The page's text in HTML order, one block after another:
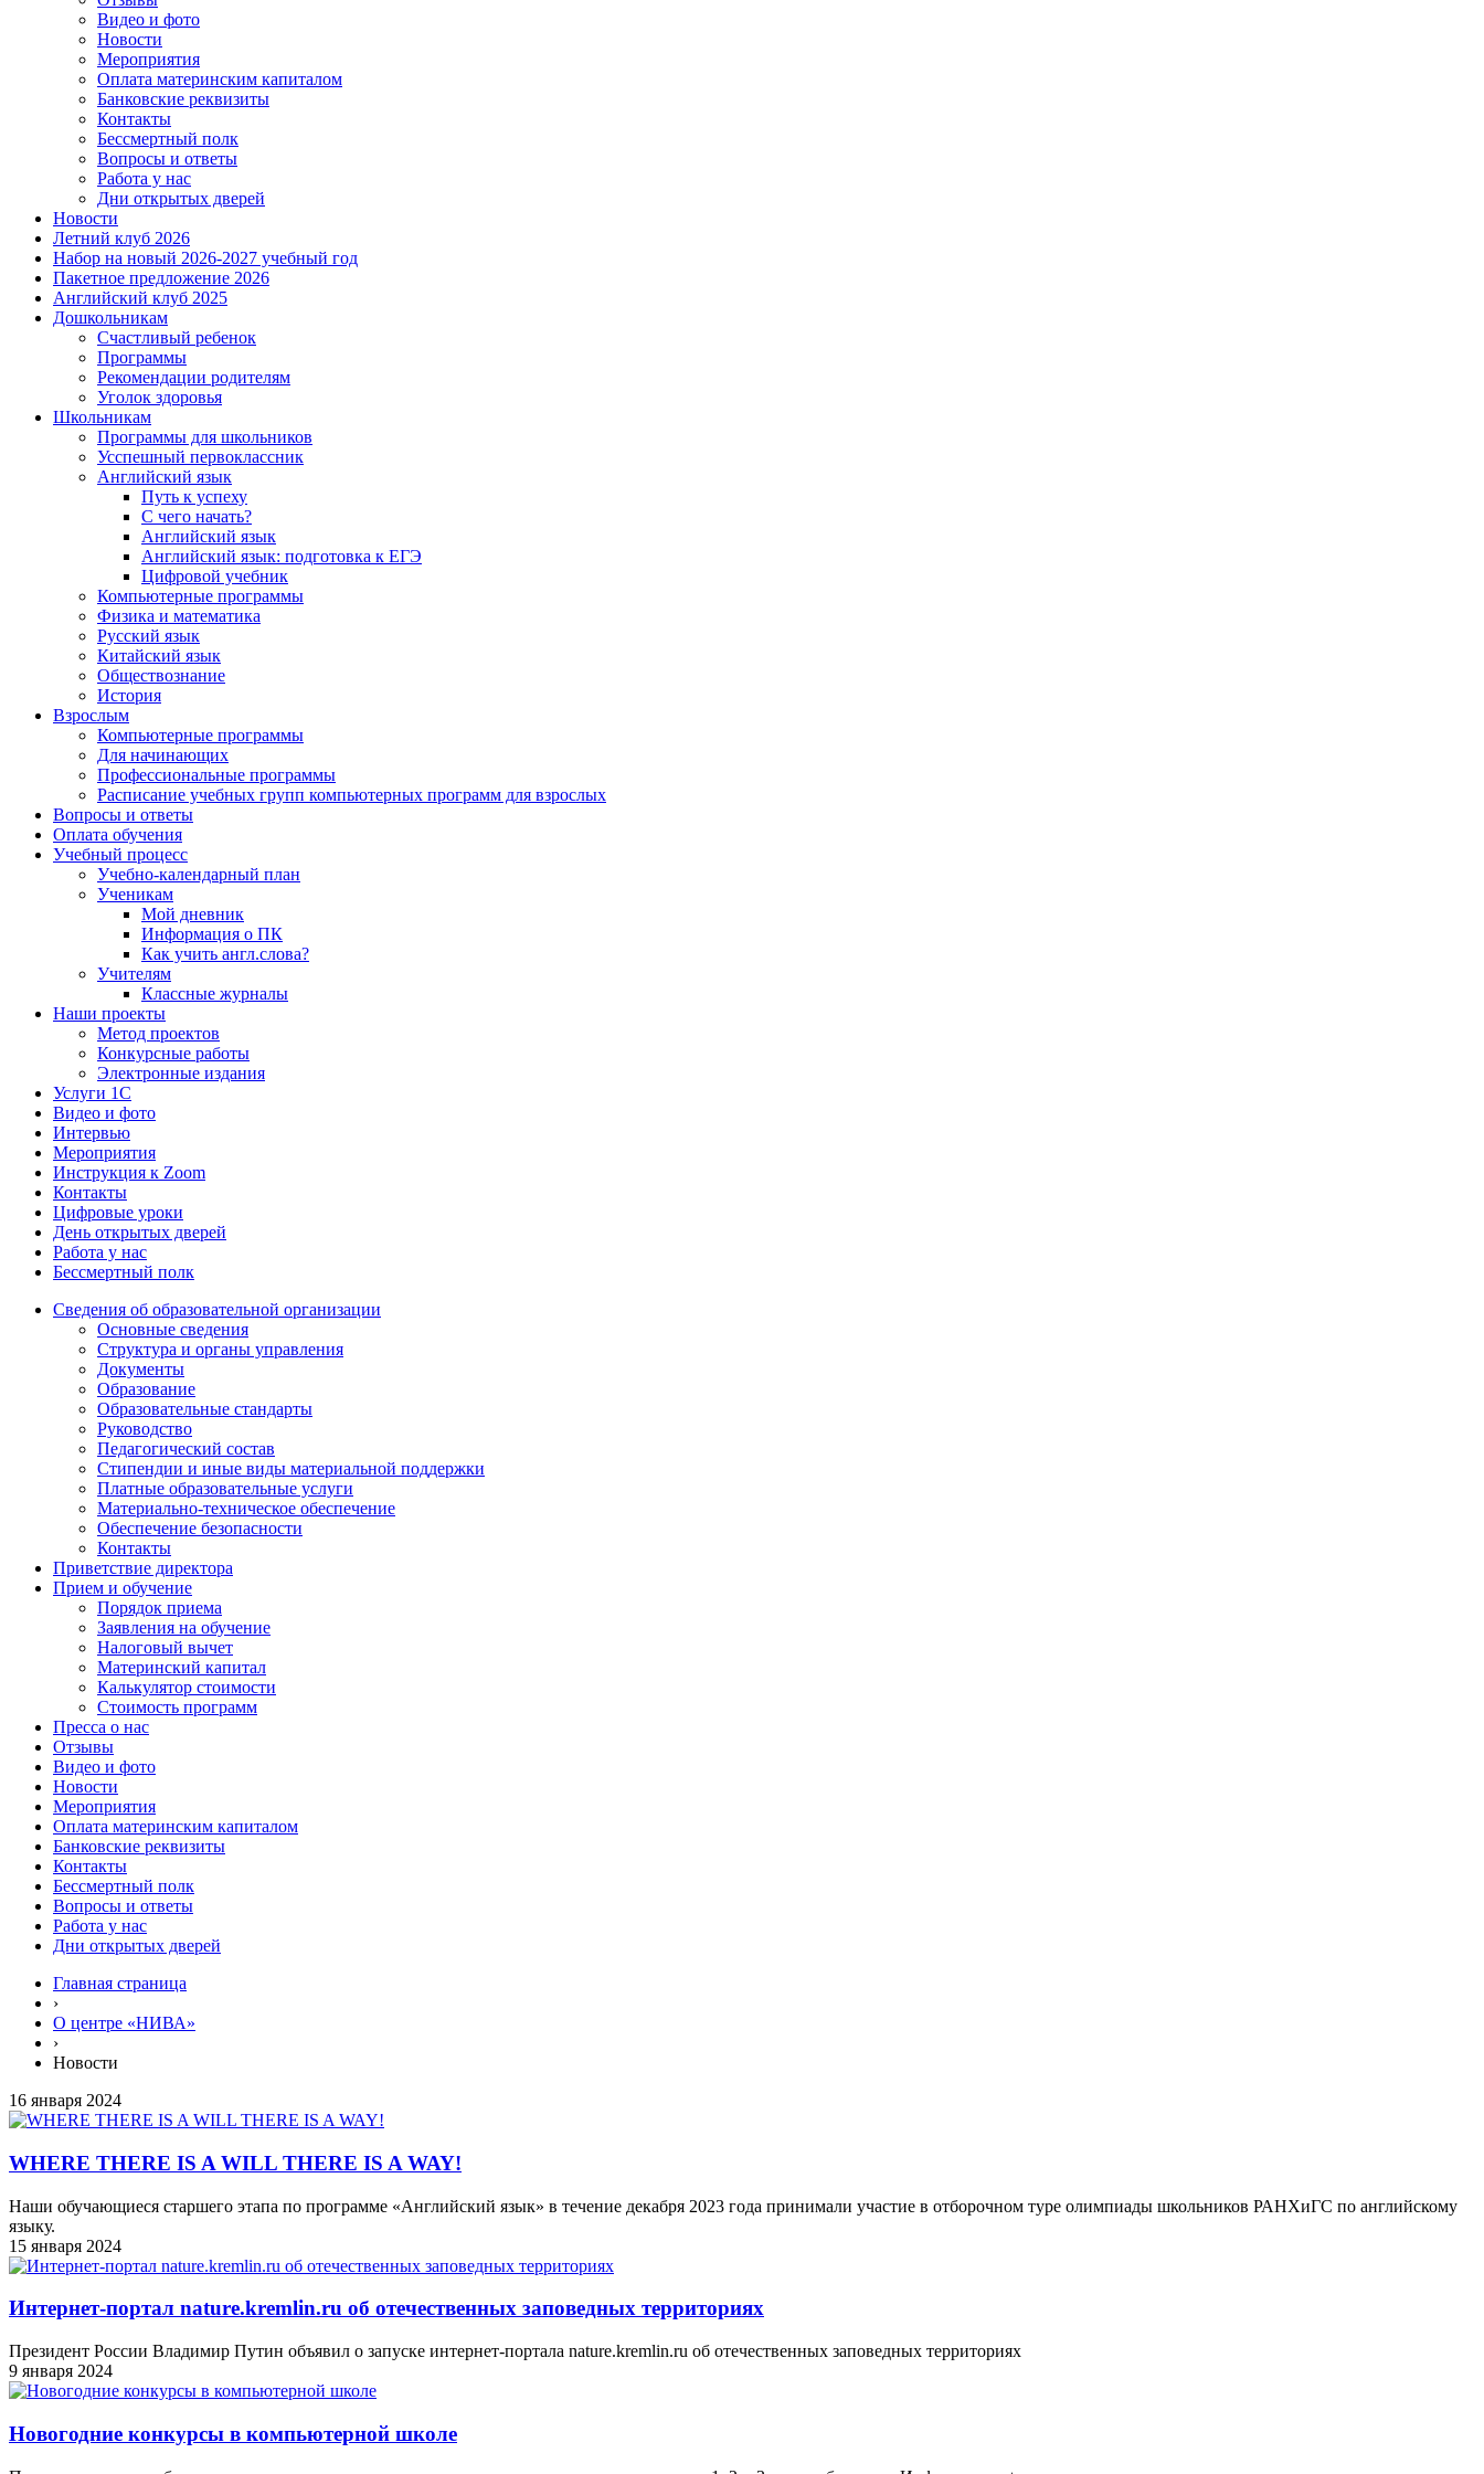
Видео и фото
Новости
Мероприятия
Оплата материнским капиталом
Банковские реквизиты
Контакты
Бессмертный полк
Вопросы и ответы
Работа у нас
Дни открытых дверей
Новости
Летний клуб 2026
Набор на новый 2026-2027 учебный год
Пакетное предложение 2026
Английский клуб 2025
Дошкольникам
Счастливый ребенок
Программы
Рекомендации родителям
Уголок здоровья
Школьникам
Программы для школьников
Усспешный первоклассник
Английский язык
Путь к успеху
С чего начать?
Английский язык
Английский язык: подготовка к ЕГЭ
Цифровой учебник
Компьютерные программы
Физика и математика
Русский язык
Китайский язык
Обществознание
История
Взрослым
Компьютерные программы
Для начинающих
Профессиональные программы
Расписание учебных групп компьютерных программ для взрослых
Вопросы и ответы
Оплата обучения
Учебный процесс
Учебно-календарный план
Ученикам
Мой дневник
Информация о ПК
Как учить англ.слова?
Учителям
Классные журналы
Наши проекты
Метод проектов
Конкурсные работы
Электронные издания
Услуги 1C
Видео и фото
Интервью
Мероприятия
Инструкция к Zoom
Контакты
Цифровые уроки
День открытых дверей
Работа у нас
Бессмертный полк
Сведения об образовательной организации
Основные сведения
Структура и органы управления
Документы
Образование
Образовательные стандарты
Руководство
Педагогический состав
Стипендии и иные виды материальной поддержки
Платные образовательные услуги
Материально-техническое обеспечение
Обеспечение безопасности
Контакты
Приветствие директора
Прием и обучение
Порядок приема
Заявления на обучение
Налоговый вычет
Материнский капитал
Калькулятор стоимости
Стоимость программ
Пресса о нас
Отзывы
Видео и фото
Новости
Мероприятия
Оплата материнским капиталом
Банковские реквизиты
Контакты
Бессмертный полк
Вопросы и ответы
Работа у нас
Дни открытых дверей
Главная страница
›
О центре «НИВА»
›
Новости
16 января 2024
WHERE THERE IS A WILL THERE IS A WAY!
Наши обучающиеся старшего этапа по программе «Английский язык» в течение декабря 2023 года принимали участие в отборочном туре олимпиады школьников РАНХиГС по английскому
языку.
15 января 2024
Интернет-портал nature.kremlin.ru об отечественных заповедных территориях
Президент России Владимир Путин объявил о запуске интернет-портала nature.kremlin.ru об отечественных заповедных территориях
9 января 2024
Новогодние конкурсы в компьютерной школе